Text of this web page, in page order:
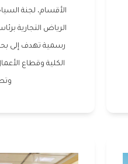
الأقسام، لجنة
الرياض التجارية
رسمية تهدف إلى
الكلية وقطاع